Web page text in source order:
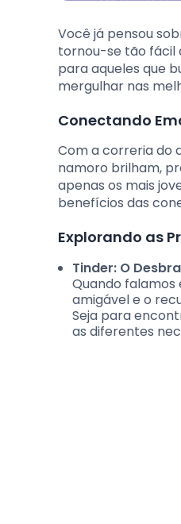
Você já pensou
tornou-se tão fácil
para aqueles que
mergulhar nas
Conectando
Com a correria do
namoro brilham,
apenas os mais
benefícios das
Explorando as
Tinder: O
Quando
amigável e o
Seja para
as diferentes